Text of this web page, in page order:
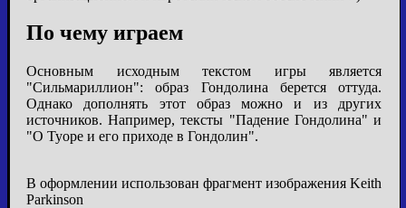
По чему играем
Основным исходным текстом игры является
"Сильмариллион": образ Гондолина берется оттуда.
Однако дополнять этот образ можно и из других
источников. Например, тексты "Падение Гондолина" и
"О Туоре и его приходе в Гондолин".
В оформлении использован фрагмент изображения Keith
Parkinson